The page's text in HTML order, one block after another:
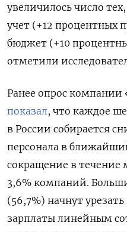
увеличилось число
учет (+12 процентных
бюджет (+10
отметили
Ранее опрос компании
показал, что каждое
в России собирается
персонала в
сокращение в течение
3,6% компаний.
(56,7%) начнут
зарплаты линейным